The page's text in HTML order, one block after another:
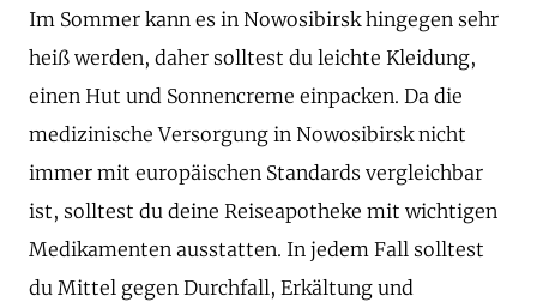
Im Sommer kann es in Nowosibirsk hingegen sehr
heiß werden, daher solltest du leichte Kleidung,
einen Hut und Sonnencreme einpacken. Da die
medizinische Versorgung in Nowosibirsk nicht
immer mit europäischen Standards vergleichbar
ist, solltest du deine Reiseapotheke mit wichtigen
Medikamenten ausstatten. In jedem Fall solltest
du Mittel gegen Durchfall, Erkältung und